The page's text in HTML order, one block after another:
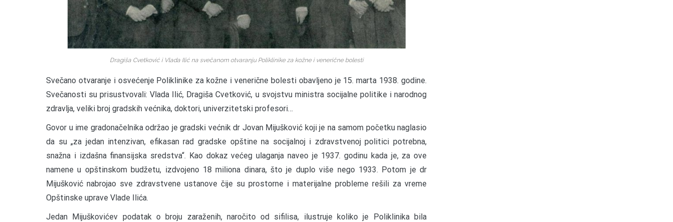
Dragiša Cvetković i Vlada Ilić na svečanom otvaranju Poliklinike za kožne i venerične bolesti
Svečano otvaranje i osvećenje Poliklinike za kožne i venerične bolesti obavljeno je 15. marta 1938. godine.
Svečanosti su prisustvovali: Vlada Ilić, Dragiša Cvetković, u svojstvu ministra socijalne politike i narodnog
zdravlja, veliki broj gradskih većnika, doktori, univerzitetski profesori…
Govor u ime gradonačelnika održao je gradski većnik dr Jovan Mijušković koji je na samom početku naglasio
da su „za jedan intenzivan, efikasan rad gradske opštine na socijalnoj i zdravstvenoj politici potrebna,
snažna i izdašna finansijska sredstva“. Kao dokaz većeg ulaganja naveo je 1937. godinu kada je, za ove
namene u opštinskom budžetu, izdvojeno 18 miliona dinara, što je duplo više nego 1933. Potom je dr
Mijušković nabrojao sve zdravstvene ustanove čije su prostorne i materijalne probleme rešili za vreme
Opštinske uprave Vlade Ilića.
Jedan Mijuškovićev podatak o broju zaraženih, naročito od sifilisa, ilustruje koliko je Poliklinika bila